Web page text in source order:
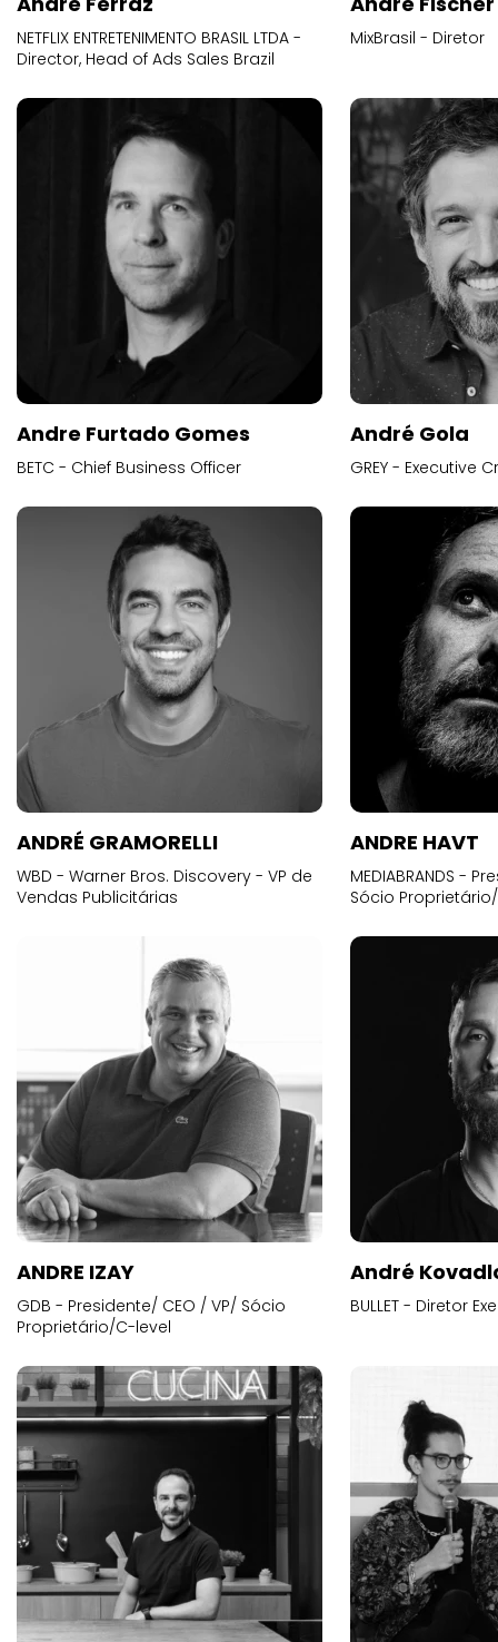
NETFLIX ENTRETENIMENTO BRASIL LTDA -
Director, Head of Ads Sales Brazil
MixBrasil - Diretor
Andre Furtado Gomes
BETC - Chief Business Officer
André Gola
GREY - Executive
ANDRÉ GRAMORELLI
WBD - Warner Bros. Discovery - VP de
Vendas Publicitárias
ANDRE HAVT
MEDIABRANDS -
Sócio
ANDRE IZAY
GDB - Presidente/ CEO / VP/ Sócio
Proprietário/C-level
André
BULLET - Diretor